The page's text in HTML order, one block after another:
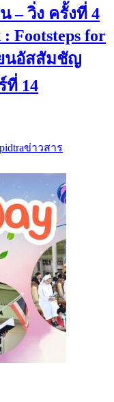
– วิ่ง ครั้งที่ 4
Footsteps for
ยนอัสสัมชัญ
ที่ 14
ข่าวสาร